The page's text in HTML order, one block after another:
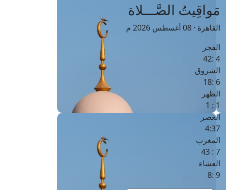
مَواقِيتُ الصَّـــلاة
القاهرة · 08 أغسطس 2026 م
الفجر
4 :42
الشروق
6 :18
الظهر
1 : 1
العصر
4:37
المغرب
7 : 43
العشاء
9 :8